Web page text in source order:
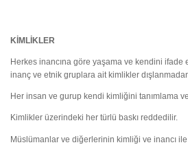
KİMLİKLER
Herkes inancına göre yaşama ve kendini ifade
inanç ve etnik gruplara ait kimlikler
Her insan ve gurup kendi kimliğini tanımlama
Kimlikler üzerindeki her türlü baskı reddedilir.
Müslümanlar ve diğerlerinin kimliği ve inancı